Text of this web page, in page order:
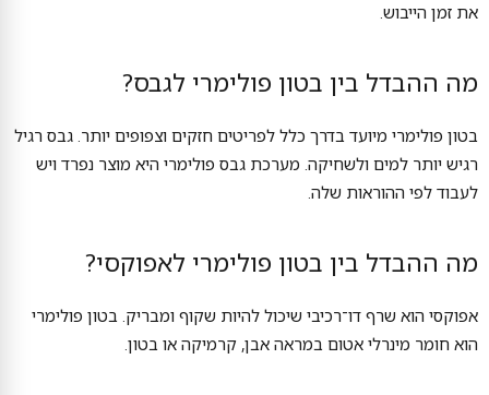
את זמן הייבוש.
מה ההבדל בין בטון פולימרי לגבס?
בטון פולימרי מיועד בדרך כלל לפריטים חזקים וצפופים יותר. גבס רגיל
רגיש יותר למים ולשחיקה. מערכת גבס פולימרי היא מוצר נפרד ויש
לעבוד לפי ההוראות שלה.
מה ההבדל בין בטון פולימרי לאפוקסי?
אפוקסי הוא שרף דו־רכיבי שיכול להיות שקוף ומבריק. בטון פולימרי
הוא חומר מינרלי אטום במראה אבן, קרמיקה או בטון.